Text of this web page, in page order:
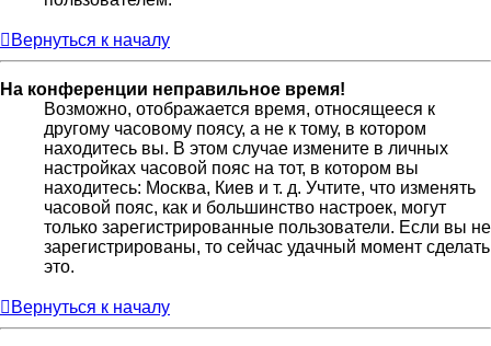
Вернуться к началу
На конференции неправильное время!
Возможно, отображается время, относящееся к
другому часовому поясу, а не к тому, в котором
находитесь вы. В этом случае измените в личных
настройках часовой пояс на тот, в котором вы
находитесь: Москва, Киев и т. д. Учтите, что изменять
часовой пояс, как и большинство настроек, могут
только зарегистрированные пользователи. Если вы не
зарегистрированы, то сейчас удачный момент сделать
это.
Вернуться к началу